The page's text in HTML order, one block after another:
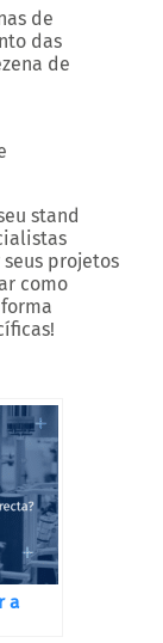
de
das
de
stand
projetos
como
a